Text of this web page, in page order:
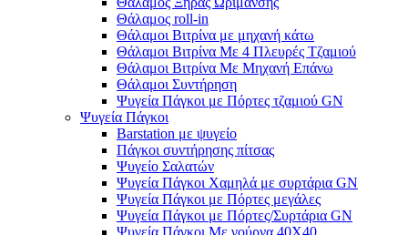
Θάλαμος roll-in
Θάλαμοι Βιτρίνα με μηχανή κάτω
Θάλαμοι Βιτρίνα Με 4 Πλευρές Τζαμιού
Θάλαμοι Βιτρίνα Με Μηχανή Επάνω
Θάλαμοι Συντήρηση
Ψυγεία Πάγκοι με Πόρτες τζαμιού GN
Ψυγεία Πάγκοι
Barstation με ψυγείο
Πάγκοι συντήρησης πίτσας
Ψυγείο Σαλατών
Ψυγεία Πάγκοι Χαμηλά με συρτάρια GN
Ψυγεία Πάγκοι με Πόρτες μεγάλες
Ψυγεία Πάγκοι με Πόρτες/Συρτάρια GN
Ψυγεία Πάγκοι Με γούρνα 40Χ40